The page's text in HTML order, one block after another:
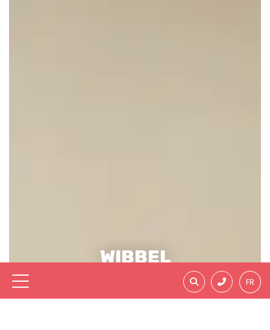
WIBBEL
Avec l’école de bus scolaire WIBBEL, les
FR